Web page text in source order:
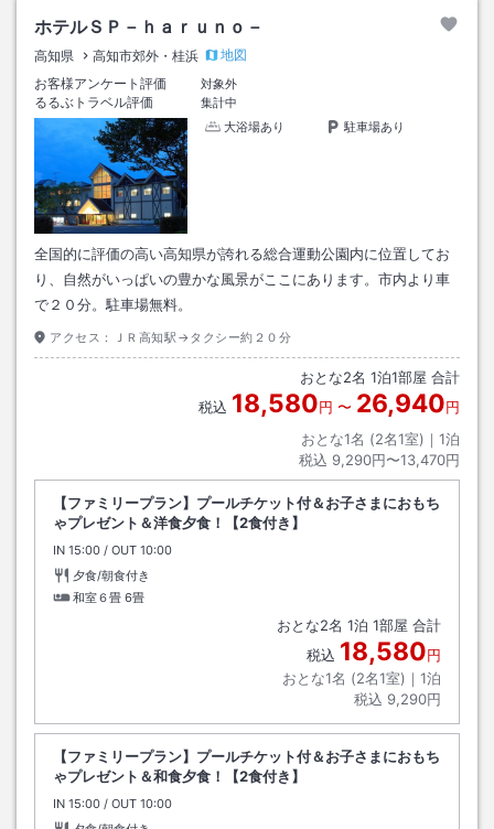
ホテルＳＰ－ｈａｒｕｎｏ－
高知県 高知市郊外・桂浜
地図
お客様アンケート評価
対象外
るるぶトラベル評価
集計中
大浴場あり
駐車場あり
全国的に評価の高い高知県が誇れる総合運動公園内に位置してお
り、自然がいっぱいの豊かな風景がここにあります。市内より車
で２０分。駐車場無料。
アクセス： ＪＲ高知駅→タクシー約２０分
おとな2名 1泊1部屋 合計
税込 18,580円 〜 26,940円
おとな1名 (2名1室)｜ 1泊
税込 9,290円〜13,470円
【ファミリープラン】プールチケット付＆お子さまにおもち
ゃプレゼント＆洋食夕食！【2食付き】
IN チェックイン
15:00 / OUT チェックアウト
10:00
夕食/朝食付き
和室６畳 6畳
おとな2名 1泊 1部屋 合計
税込 18,580円
おとな1名 (2名1室)｜ 1泊
税込 9,290円
【ファミリープラン】プールチケット付＆お子さまにおもち
ゃプレゼント＆和食夕食！【2食付き】
IN チェックイン
15:00 / OUT チェックアウト
10:00